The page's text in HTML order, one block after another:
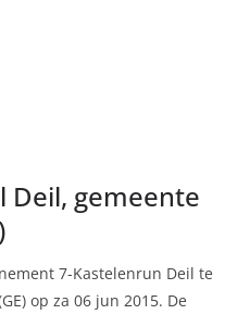
Deil, gemeente
7-Kastelenrun Deil te
op za 06 jun 2015. De